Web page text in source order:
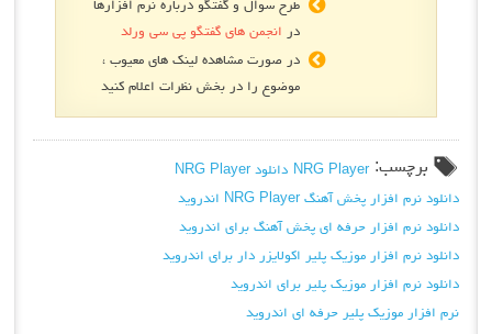
طرح سوال و گفتگو درباره نرم افزارها
در انجمن های گفتگو پی سی ورلد
در صورت مشاهده لینک های معیوب ،
موضوع را در بخش نظرات اعلام کنید
برچسب: NRG Player دانلود NRG Player
دانلود نرم افزار پخش آهنگ NRG Player اندروید
دانلود نرم افزار حرفه ای پخش آهنگ برای اندروید
دانلود نرم افزار موزیک پلیر اکولایزر دار برای اندروید
دانلود نرم افزار موزیک پلیر برای اندروید
نرم افزار موزیک پلیر حرفه ای اندروید